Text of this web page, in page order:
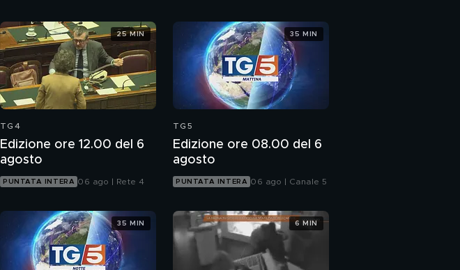
TG4
Edizione ore 12.00 del 6
agosto
PUNTATA INTERA 06 ago | Rete 4
25 MIN
TG5
Edizione ore 08.00 del 6
agosto
PUNTATA INTERA 06 ago | Canale 5
35 MIN
35 MIN 6 MIN